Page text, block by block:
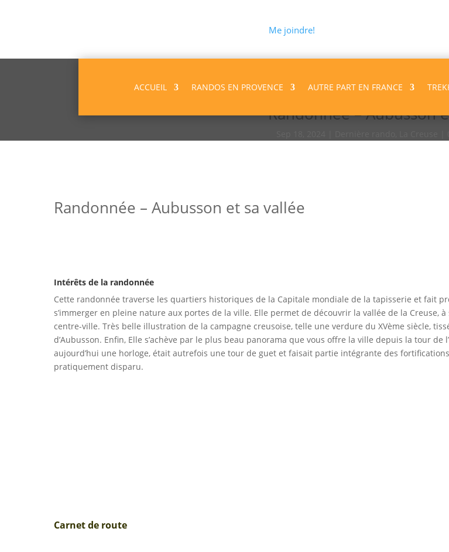
Me joindre!
ACCUEIL RANDOS EN PROVENCE AUTRE PART EN FRANCE
Randonnée – Aubusson
Randonnée – Aubusson et sa vallée
Intérêts de la randonnée
Cette randonnée traverse les quartiers historiques de la Capitale mondiale de la tapisserie et fait
s’immerger en pleine nature aux portes de la ville. Elle permet de découvrir la vallée de la Creuse,
centre-ville. Très belle illustration de la campagne creusoise, telle une verdure du XVème siècle,
d’Aubusson. Enfin, Elle s’achève par le plus beau panorama que vous offre la ville depuis la tour de
aujourd’hui une horloge, était autrefois une tour de guet et faisait partie intégrante des
pratiquement disparu.
Carnet de route